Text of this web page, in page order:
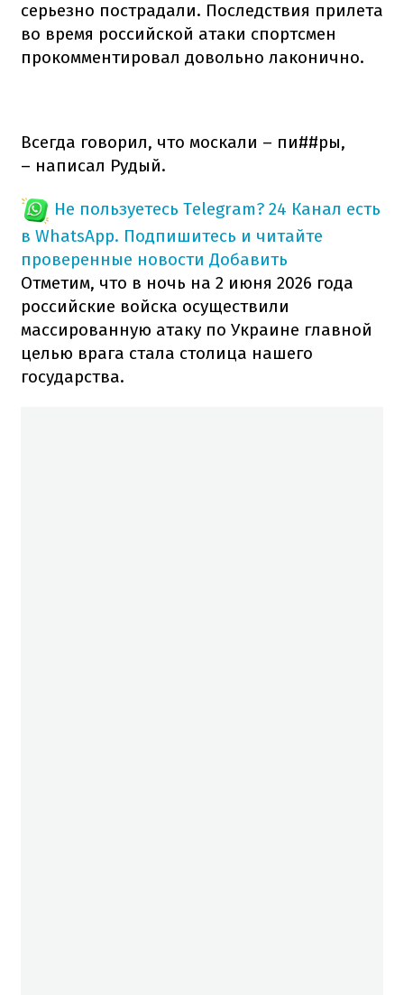
серьезно пострадали. Последствия прилета
во время российской атаки спортсмен
прокомментировал довольно лаконично.
Всегда говорил, что москали – пи##ры,
– написал Рудый.
Не пользуетесь Telegram? 24 Канал есть
в WhatsApp. Подпишитесь и читайте
проверенные новости Добавить
Отметим, что в ночь на 2 июня 2026 года
российские войска осуществили
массированную атаку по Украине главной
целью врага стала столица нашего
государства.